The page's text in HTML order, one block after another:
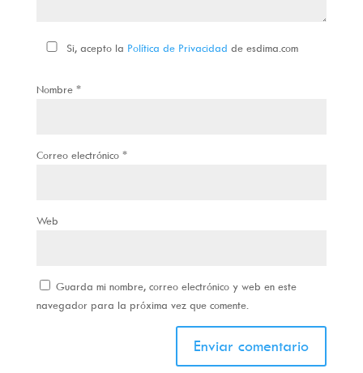
Si, acepto la Política de Privacidad de esdima.com
Nombre *
Correo electrónico *
Web
Guarda mi nombre, correo electrónico y web en este
navegador para la próxima vez que comente.